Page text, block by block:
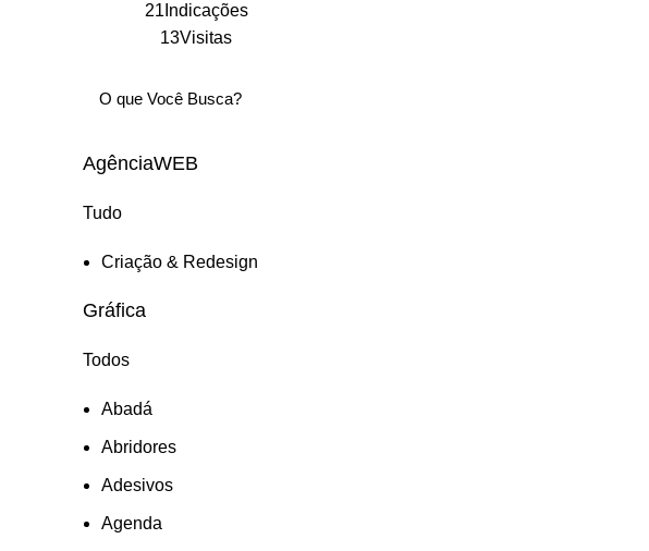
21Indicações
13Visitas
AgênciaWEB
Tudo
Criação & Redesign
Gráfica
Todos
Abadá
Abridores
Adesivos
Agenda